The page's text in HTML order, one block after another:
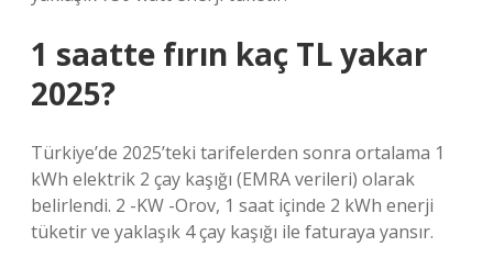
1 saatte fırın kaç TL yakar
2025?
Türkiye’de 2025’teki tarifelerden sonra ortalama 1
kWh elektrik 2 çay kaşığı (EMRA verileri) olarak
belirlendi. 2 -KW -Orov, 1 saat içinde 2 kWh enerji
tüketir ve yaklaşık 4 çay kaşığı ile faturaya yansır.